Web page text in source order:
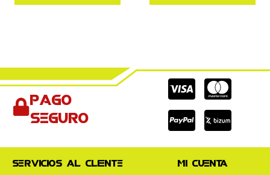
Pago
seguro
Cc-
visa
Cc-
Cc-
paypal
Servicios al cliente Mi cuenta